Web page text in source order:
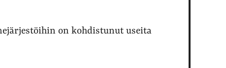
on kohdistunut useita